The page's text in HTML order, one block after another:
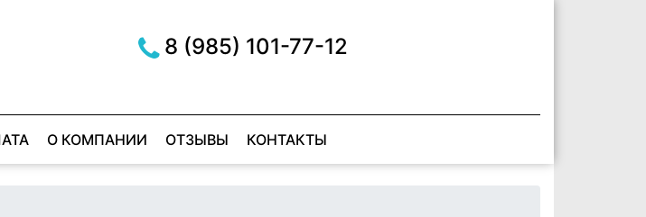
8 (985) 101-77-12
О КОМПАНИИ ОТЗЫВЫ КОНТАКТЫ